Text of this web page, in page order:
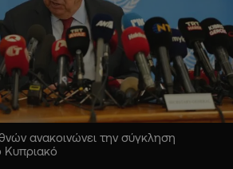
ανακοινώνει την σύγκληση
Κυπριακό